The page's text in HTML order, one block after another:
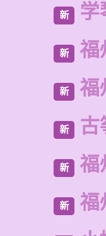
新 学
新 福
新 福
新 古
新 福
新 福